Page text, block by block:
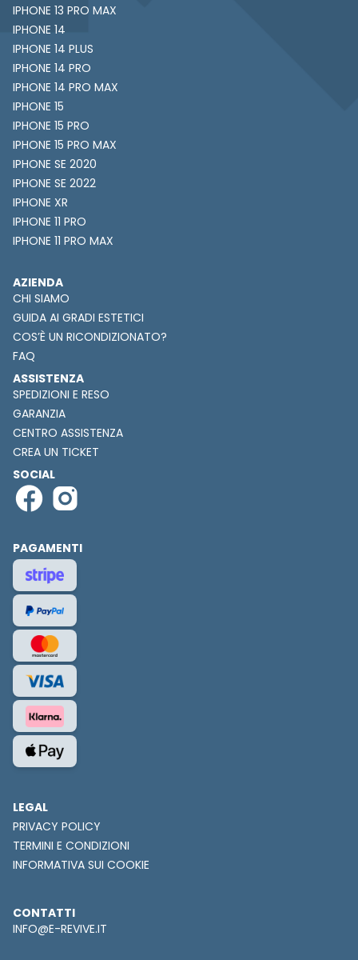
IPHONE 13 PRO MAX
IPHONE 14
IPHONE 14 PLUS
IPHONE 14 PRO
IPHONE 14 PRO MAX
IPHONE 15
IPHONE 15 PRO
IPHONE 15 PRO MAX
IPHONE SE 2020
IPHONE SE 2022
IPHONE XR
IPHONE 11 PRO
IPHONE 11 PRO MAX
AZIENDA
CHI SIAMO
GUIDA AI GRADI ESTETICI
COS’È UN RICONDIZIONATO?
FAQ
ASSISTENZA
SPEDIZIONI E RESO
GARANZIA
CENTRO ASSISTENZA
CREA UN TICKET
SOCIAL
PAGAMENTI
LEGAL
PRIVACY POLICY
TERMINI E CONDIZIONI
INFORMATIVA SUI COOKIE
CONTATTI
INFO@E-REVIVE.IT